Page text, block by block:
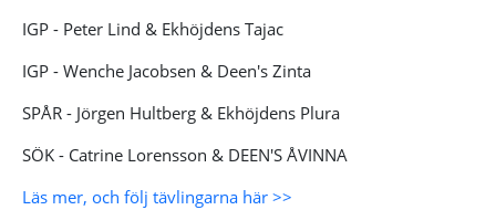
IGP - Peter Lind & Ekhöjdens Tajac
IGP - Wenche Jacobsen & Deen's Zinta
SPÅR - Jörgen Hultberg & Ekhöjdens Plura
SÖK - Catrine Lorensson & DEEN'S ÅVINNA
Läs mer, och följ tävlingarna här >>